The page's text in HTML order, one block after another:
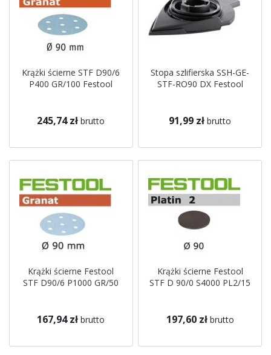
Krążki ścierne STF D90/6
P400 GR/100 Festool
245,74 zł brutto
Stopa szlifierska SSH-GE-
STF-RO90 DX Festool
91,99 zł brutto
Krążki ścierne Festool
STF D90/6 P1000 GR/50
167,94 zł brutto
Krążki ścierne Festool
STF D 90/0 S4000 PL2/15
197,60 zł brutto